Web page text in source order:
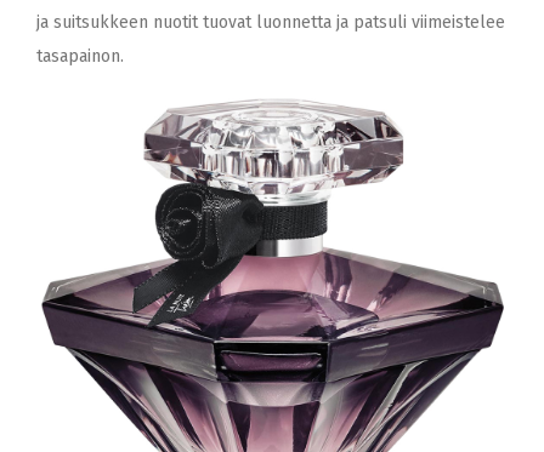
ja suitsukkeen nuotit tuovat luonnetta ja patsuli viimeistelee
tasapainon.